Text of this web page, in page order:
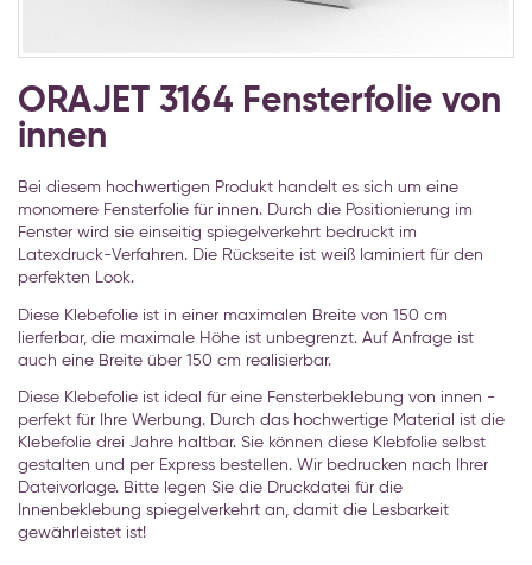
Anfang
der
Bildgalerie
ORAJET 3164 Fensterfolie von
innen
Bei diesem hochwertigen Produkt handelt es sich um eine
monomere Fensterfolie für innen. Durch die Positionierung im
Fenster wird sie einseitig spiegelverkehrt bedruckt im
Latexdruck-Verfahren. Die Rückseite ist weiß laminiert für den
perfekten Look.
Diese Klebefolie ist in einer maximalen Breite von 150 cm
lierferbar, die maximale Höhe ist unbegrenzt. Auf Anfrage ist
auch eine Breite über 150 cm realisierbar.
Diese Klebefolie ist ideal für eine Fensterbeklebung von innen -
perfekt für Ihre Werbung. Durch das hochwertige Material ist die
Klebefolie drei Jahre haltbar. Sie können diese Klebfolie selbst
gestalten und per Express bestellen. Wir bedrucken nach Ihrer
Dateivorlage. Bitte legen Sie die Druckdatei für die
Innenbeklebung spiegelverkehrt an, damit die Lesbarkeit
gewährleistet ist!